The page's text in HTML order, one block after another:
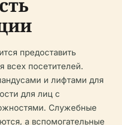
предоставить
всех посетителей.
и лифтами для
для лиц с
Служебные
а вспомогательные